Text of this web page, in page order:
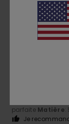
parfaite Matière:
Je